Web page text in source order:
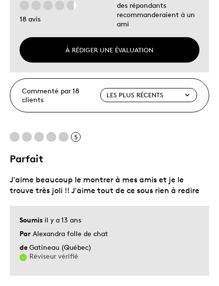
18 avis
À RÉDIGER UNE ÉVALUATION
des répondants
recommanderaient à un
ami
Commenté par 18
clients
5
Parfait
Soumis il y a 13 ans
Par Alexandra folle de chat
de Gatineau (Québec)
Réviseur vérifié
J'aime beaucoup le montrer à mes amis et je le
trouve très joli !! J'aime tout de ce sous rien à redire